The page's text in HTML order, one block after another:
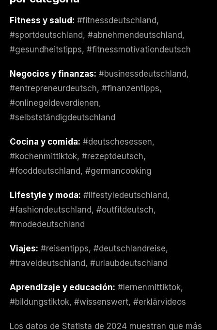
Fitness y salud: #fitnessdeutschland,
#sportdeutschland, #abnehmendeutschland,
#gesundheitstipps, #fitnessmotivationdeutsch
Negocios y finanzas: #businessdeutschland,
#entrepreneurdeutsch, #finanzentipps,
#onlinegeldeverdienen,
#selbstständigdeutschland
Cocina y comida: #deutschesessen,
#kochenmittiktok, #rezeptdeutsch,
#fooddeutschland, #germancooking
Lifestyle y moda: #lifestyledeutschland,
#fashiondeutschland, #outfitdeutsch,
#modedeutschland
Viajes: #reisentipps, #deutschlandreise,
#traveldeutschland, #urlaubdeutschland
Aprendizaje y educación: #lernenmittiktok,
#bildungstiktok, #wissenswert, #erklärvideos
Los datos de Statista de 2024 muestran que más